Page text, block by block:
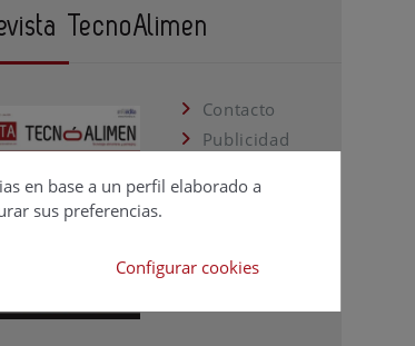
TecnoAlimen
Contacto
Publicidad
Calendario
Ver todas las
revistas
en base a un perfil elaborado a
sus preferencias.
Configurar cookies